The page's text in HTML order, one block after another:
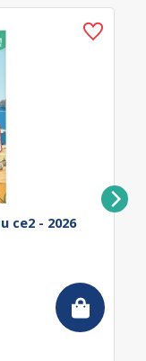
ce2 - 2026